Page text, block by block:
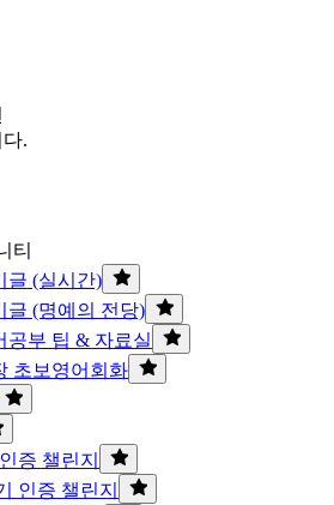
.
티
글 (실시간)
글 (명예의 전당)
공부 팁 & 자료실
초보영어회화
증 챌린지
인증 챌린지